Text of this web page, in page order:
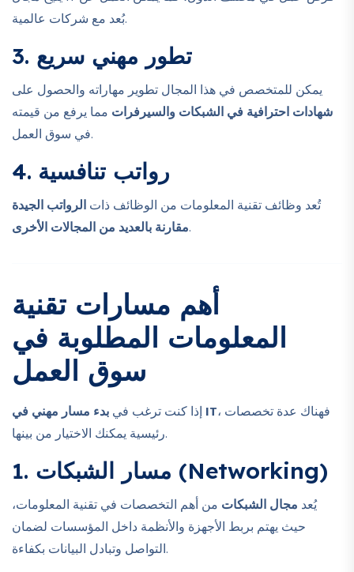
بُعد مع شركات عالمية.
3. تطور مهني سريع
يمكن للمتخصص في هذا المجال تطوير مهاراته والحصول على
شهادات احترافية في الشبكات والسيرفرات مما يرفع من قيمته
في سوق العمل.
4. رواتب تنافسية
تُعد وظائف تقنية المعلومات من الوظائف ذاتالرواتب الجيدة
مقارنة بالعديد من المجالات الأخرى.
أهم مسارات تقنية
المعلومات المطلوبة في
سوق العمل
إذا كنت ترغب فيبدء مسار مهني في IT، فهناك عدة تخصصات
رئيسية يمكنك الاختيار من بينها.
1. مسار الشبكات (Networking)
يُعد مجال الشبكات من أهم التخصصات في تقنية المعلومات،
حيث يهتم بربط الأجهزة والأنظمة داخل المؤسسات لضمان
التواصل وتبادل البيانات بكفاءة.